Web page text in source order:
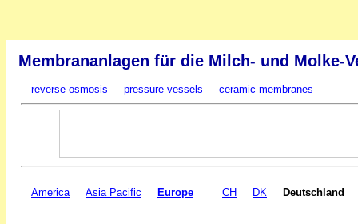
Membrananlagen für die Milch- und Molke-
reverse osmosis pressure vessels ceramic membranes
America Asia Pacific Europe CH DK Deutschland